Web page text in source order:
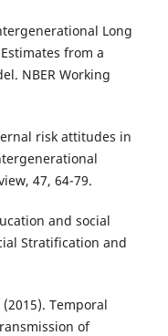
Long
from a
NBER Working
risk attitudes in
47, 64-79.
and social
Stratification and
Temporal
of